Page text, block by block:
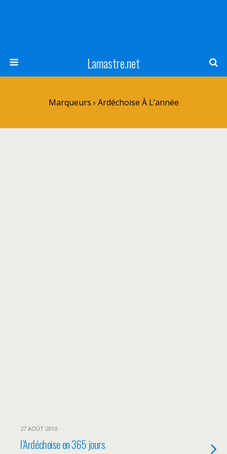
Lamastre.net
Marqueurs › Ardéchoise À L’année
27 AOÛT 2010
l’Ardéchoise en 365 jours